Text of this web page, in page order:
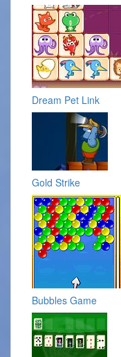
Dream Pet Link
Gold Strike
Bubbles Game